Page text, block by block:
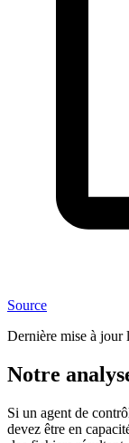
Source
Dernière mise à jour
Notre
Si un agent de
devez être en